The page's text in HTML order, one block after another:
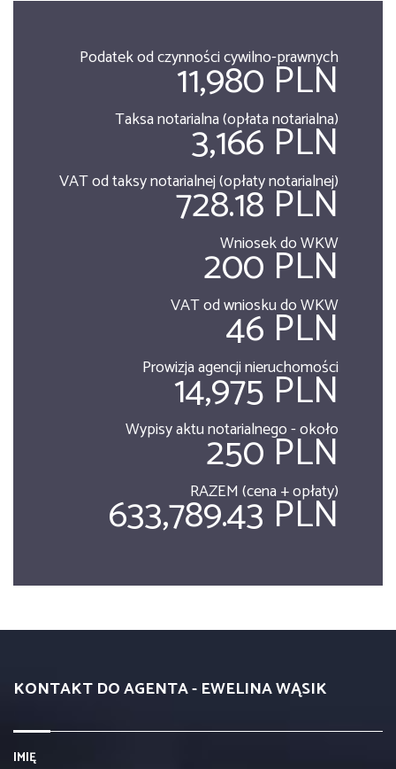
Podatek od czynności cywilno-prawnych
11,980 PLN
Taksa notarialna (opłata notarialna)
3,166 PLN
VAT od taksy notarialnej (opłaty notarialnej)
728.18 PLN
Wniosek do WKW
200 PLN
VAT od wniosku do WKW
46 PLN
Prowizja agencji nieruchomości
14,975 PLN
Wypisy aktu notarialnego - około
250 PLN
RAZEM (cena + opłaty)
633,789.43 PLN
KONTAKT DO AGENTA - EWELINA WĄSIK
IMIĘ